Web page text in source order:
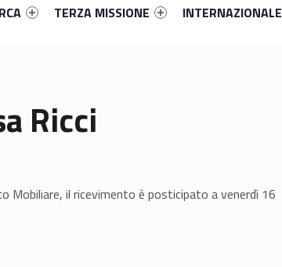
TERZA MISSIONE
INTERNAZIONALE
Ricci
Mobiliare, il ricevimento è posticipato a venerdì 16